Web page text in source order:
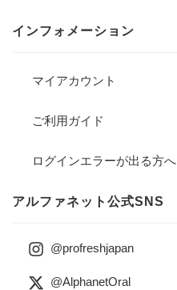
インフォメーション
マイアカウント
ご利用ガイド
ログインエラーが出る方へ
アルファネット公式SNS
@profreshjapan
@AlphanetOral